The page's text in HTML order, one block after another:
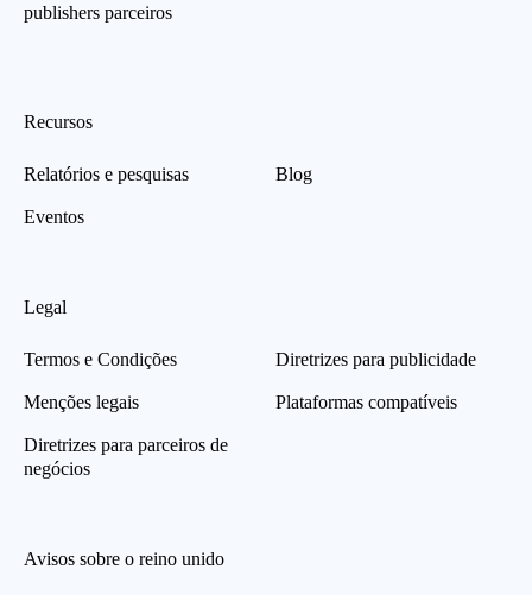
publishers parceiros
Recursos
Relatórios e pesquisas
Eventos
Blog
Legal
Termos e Condições
Menções legais
Diretrizes para parceiros de
negócios
Diretrizes para publicidade
Plataformas compatíveis
Avisos sobre o reino unido